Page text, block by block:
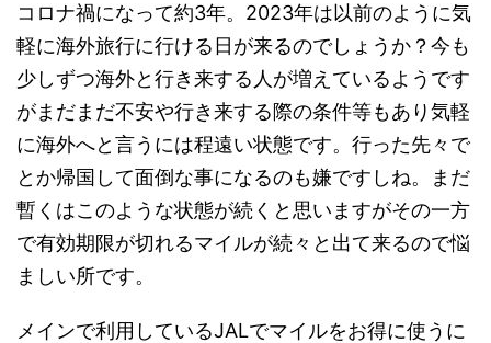
コロナ禍になって約3年。2023年は以前のように気
軽に海外旅行に行ける日が来るのでしょうか？今も
少しずつ海外と行き来する人が増えているようです
がまだまだ不安や行き来する際の条件等もあり気軽
に海外へと言うには程遠い状態です。行った先々で
とか帰国して面倒な事になるのも嫌ですしね。まだ
暫くはこのような状態が続くと思いますがその一方
で有効期限が切れるマイルが続々と出て来るので悩
ましい所です。
メインで利用しているJALでマイルをお得に使うに